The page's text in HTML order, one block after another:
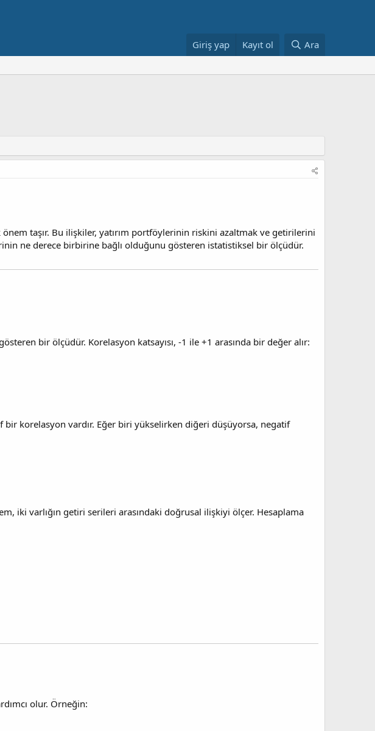
Giriş yap Kayıt ol Ara
taşır. Bu ilişkiler, yatırım portföylerinin riskini azaltmak ve getirilerini
ne derece birbirine bağlı olduğunu gösteren istatistiksel bir ölçüdür.
bir ölçüdür. Korelasyon katsayısı, -1 ile +1 arasında bir değer alır:
korelasyon vardır. Eğer biri yükselirken diğeri düşüyorsa, negatif
iki varlığın getiri serileri arasındaki doğrusal ilişkiyi ölçer. Hesaplama
olur. Örneğin: